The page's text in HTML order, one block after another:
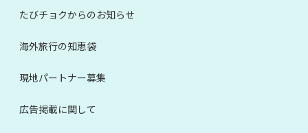
たびチョクからのお知らせ
海外旅行の知恵袋
現地パートナー募集
広告掲載に関して